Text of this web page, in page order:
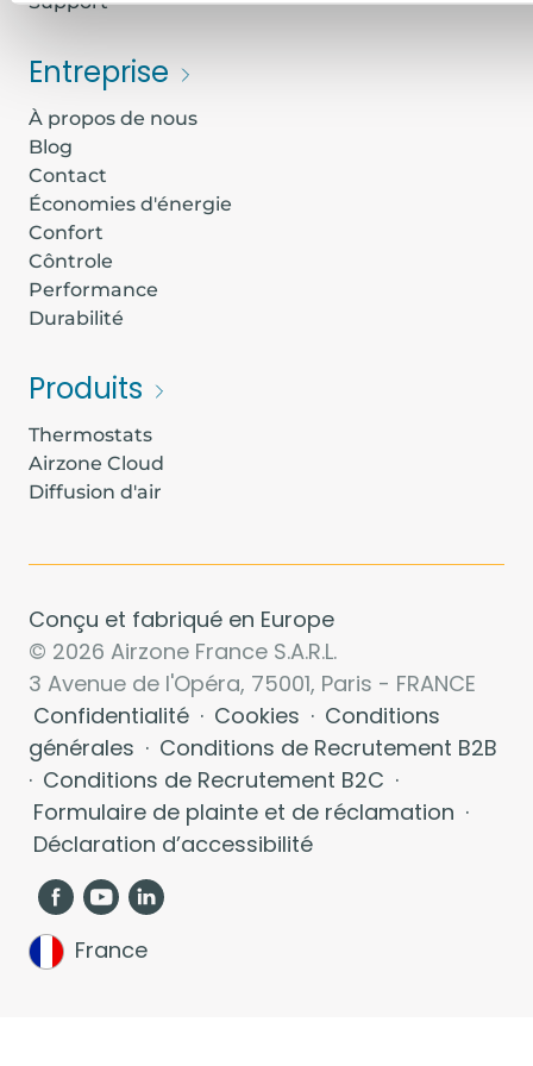
Entreprise
À propos de nous
Blog
Contact
Économies d'énergie
Confort
Côntrole
Performance
Durabilité
Produits
Thermostats
Airzone Cloud
Diffusion d'air
Conçu et fabriqué en Europe
© 2026 Airzone France S.A.R.L.
3 Avenue de l'Opéra, 75001, Paris - FRANCE
Confidentialité · Cookies · Conditions
générales · Conditions de Recrutement B2B
· Conditions de Recrutement B2C ·
Formulaire de plainte et de réclamation ·
Déclaration d’accessibilité
France